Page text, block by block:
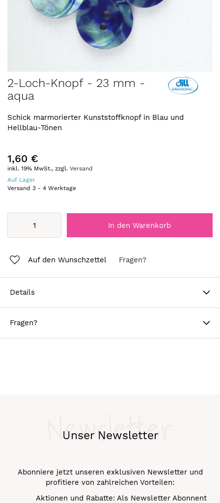
Anfang
der
springen
2-Loch-Knopf - 23 mm -
aqua
Schick marmorierter Kunststoffknopf in Blau und
Hellblau-Tönen
1,60 €
inkl. 19% MwSt., zzgl. Versand
Auf Lager
Versand 3 - 4 Werktage
In den Warenkorb
Auf den Wunschzettel Fragen?
Details
Fragen?
Unser Newsletter
Newsletter
Abonniere jetzt unseren exklusiven Newsletter und
profitiere von zahlreichen Vorteilen:
Aktionen und Rabatte: Als Newsletter Abonnent